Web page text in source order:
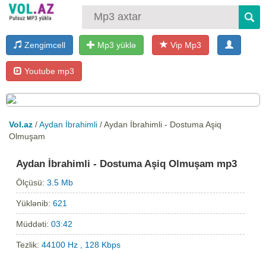
Zengimcell Mp3 yüklə Vip Mp3
Youtube mp3
Vol.az /Aydan İbrahimli / Aydan İbrahimli - Dostuma Aşiq
Olmuşam
Aydan İbrahimli - Dostuma Aşiq Olmuşam mp3
Ölçüsü:3.5 Mb
Yüklənib:621
Müddəti:03:42
Tezlik:44100 Hz , 128 Kbps